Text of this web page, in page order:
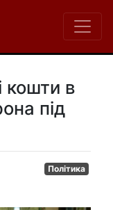
кошти в
під
Політика